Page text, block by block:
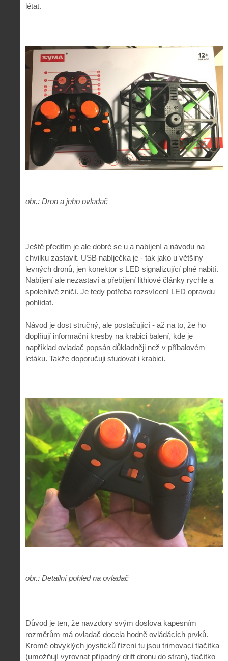
létat.
obr.: Dron a jeho ovladač
Ještě předtím je ale dobré se u a nabíjení a návodu na
chvilku zastavit. USB nabíječka je - tak jako u většiny
levných dronů, jen konektor s LED signalizující plné nabití.
Nabíjení ale nezastaví a přebíjení lithiové články rychle a
spolehlivě zničí. Je tedy potřeba rozsvícení LED opravdu
pohlídat.
Návod je dost stručný, ale postačující - až na to, že ho
doplňují informační kresby na krabici balení, kde je
například ovladač popsán důkladněji než v příbalovém
letáku. Takže doporučuji studovat i krabici.
obr.: Detailní pohled na ovladač
Důvod je ten, že navzdory svým doslova kapesním
rozměrům má ovladač docela hodně ovládácích prvků.
Kromě obvyklých joysticků řízení tu jsou trimovací tlačítka
(umožňují vyrovnat případný drift dronu do stran), tlačítko